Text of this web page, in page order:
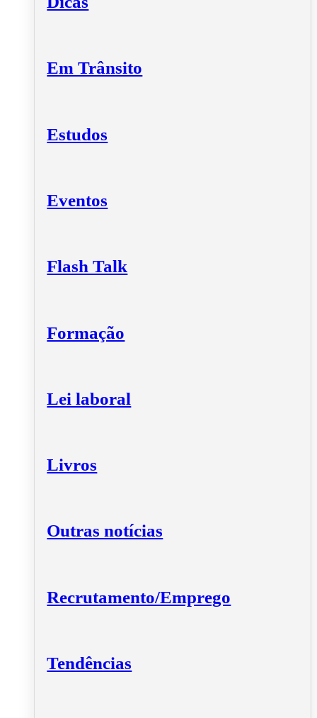
Em Trânsito
Estudos
Eventos
Flash Talk
Formação
Lei laboral
Livros
Outras notícias
Recrutamento/Emprego
Tendências